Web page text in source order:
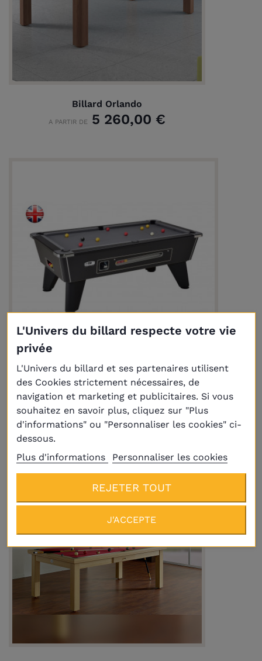
Billard Orlando
A PARTIR DE 5 260,00 €
Billard Omega Pro 6ft Noir à monnayeur
- Sur commande
2 919,00 €
L'Univers du billard respecte votre vie
privée
L'Univers du billard et ses partenaires utilisent
des Cookies strictement nécessaires, de
navigation et marketing et publicitaires. Si vous
souhaitez en savoir plus, cliquez sur "Plus
d'informations" ou "Personnaliser les cookies" ci-
dessous.
Plus d'informations
Personnaliser les cookies
REJETER TOUT
J'ACCEPTE